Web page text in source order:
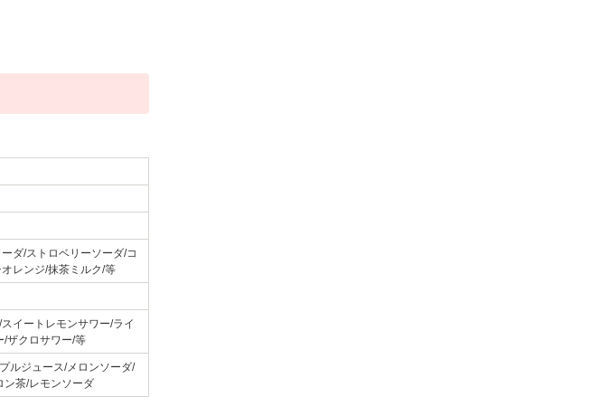
ダ/ストロベリーソーダ/コ
レンジ/抹茶ミルク/等
イートレモンサワー/ライ
/ザクロサワー/等
ルジュース/メロンソーダ/
ン茶/レモンソーダ